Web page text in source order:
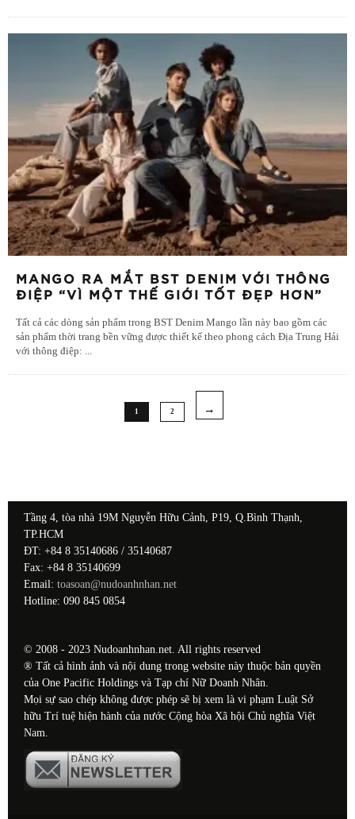
MANGO RA MẮT BST DENIM VỚI THÔNG
ĐIỆP “VÌ MỘT THẾ GIỚI TỐT ĐẸP HƠN”
Tất cả các dòng sản phẩm trong BST Denim Mango lần này bao gồm các
sản phẩm thời trang bền vững được thiết kế theo phong cách Địa Trung Hải
với thông điệp:
1 2
Tầng 4, tòa nhà 19M Nguyễn Hữu Cảnh, P19, Q.Bình Thạnh,
TP.HCM
ĐT: +84 8 35140686 / 35140687
Fax: +84 8 35140699
Email: toasoan@nudoanhnhan.net
Hotline: 090 845 0854
© 2008 - 2023 Nudoanhnhan.net. All rights reserved
® Tất cả hình ảnh và nội dung trong website này thuộc bản quyền
của One Pacific Holdings và Tạp chí Nữ Doanh Nhân.
Mọi sự sao chép không được phép sẽ bị xem là vi phạm Luật Sở
hữu Trí tuệ hiện hành của nước Cộng hòa Xã hội Chủ nghĩa Việt
Nam.